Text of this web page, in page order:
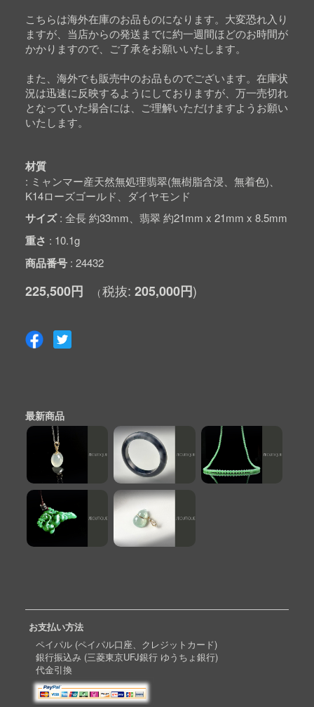
こちらは海外在庫のお品ものになります。大変恐れ入り
ますが、当店からの発送までに約一週間ほどのお時間が
かかりますので、ご了承をお願いいたします。
また、海外でも販売中のお品ものでございます。在庫状
況は迅速に反映するようにしておりますが、万一売切れ
となっていた場合には、ご理解いただけますようお願い
いたします。
材質
ミャンマー産天然無処理翡翠(無樹脂含浸、無着色)、
K14ローズゴールド、ダイヤモンド
サイズ 全長 約33mm、翡翠 約21mm x 21mm x 8.5mm
重さ 10.1g
商品番号 24432
225,500円 205,000円
最新商品
お支払い方法
ペイパル (ペイパル口座、クレジットカード)
銀行振込み (三菱東京UFJ銀行 ゆうちょ銀行)
代金引換